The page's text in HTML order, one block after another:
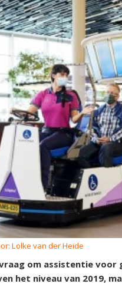
Lolke van der Heide
om assistentie
het niveau van 2019,